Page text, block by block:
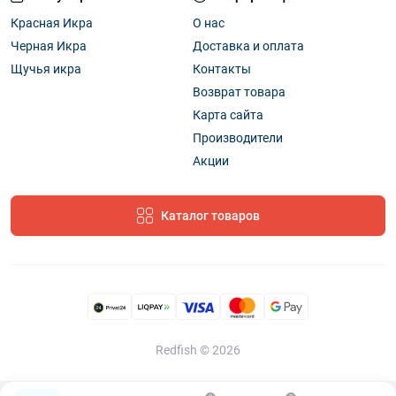
чрезмерное охлаждение икры необязательно.
Раньше таким способом маскировали
появляющийся при долгой транспортировке запах,
сейчас для увеличения срока годности
используется пастеризация и специальные
Польза икры бестера
Бестера черная икра богата витаминами группы В:
100 г закрывают около 20% дневной потребности в
тиамине, рибофлавине, пиридоксине, фолиевой
кислоте, дают 70% пантотеновой кислоты. Высокая
Разнообразный минеральный состав: 100 г
полностью покрывают суточную необходимость в
натрии, селене, хлоре, дают более 70% фосфора,
Красная Икра
Черная Икра
Щучья икра
О нас
Доставка и оплата
Контакты
Возврат товара
Карта сайта
Производители
Акции
Каталог товаров
Redfish © 2026